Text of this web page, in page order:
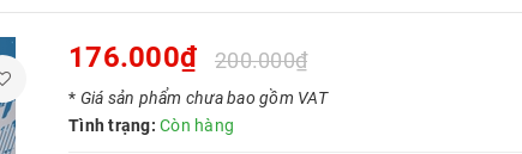
176.000₫ 200.000₫
* Giá sản phẩm chưa bao gồm VAT
Tình trạng: Còn hàng